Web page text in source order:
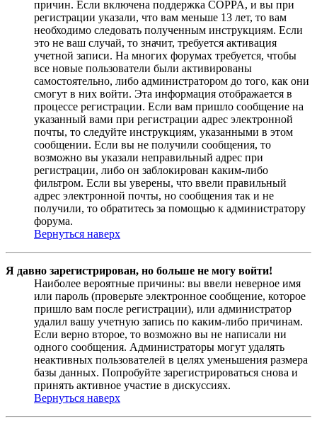
причин. Если включена поддержка COPPA, и вы при
регистрации указали, что вам меньше 13 лет, то вам
необходимо следовать полученным инструкциям. Если
это не ваш случай, то значит, требуется активация
учетной записи. На многих форумах требуется, чтобы
все новые пользователи были активированы
самостоятельно, либо администратором до того, как они
смогут в них войти. Эта информация отображается в
процессе регистрации. Если вам пришло сообщение на
указанный вами при регистрации адрес электронной
почты, то следуйте инструкциям, указанными в этом
сообщении. Если вы не получили сообщения, то
возможно вы указали неправильный адрес при
регистрации, либо он заблокирован каким-либо
фильтром. Если вы уверены, что ввели правильный
адрес электронной почты, но сообщения так и не
получили, то обратитесь за помощью к администратору
форума.
Вернуться наверх
Я давно зарегистрирован, но больше не могу войти!
Наиболее вероятные причины: вы ввели неверное имя
или пароль (проверьте электронное сообщение, которое
пришло вам после регистрации), или администратор
удалил вашу учетную запись по каким-либо причинам.
Если верно второе, то возможно вы не написали ни
одного сообщения. Администраторы могут удалять
неактивных пользователей в целях уменьшения размера
базы данных. Попробуйте зарегистрироваться снова и
принять активное участие в дискуссиях.
Вернуться наверх